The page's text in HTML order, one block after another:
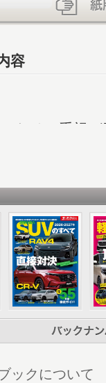
容
タイル重視
＋100のゆ
V e:FCEV
ア
ラ
フ
ソルテラ
30 EV
ックについて